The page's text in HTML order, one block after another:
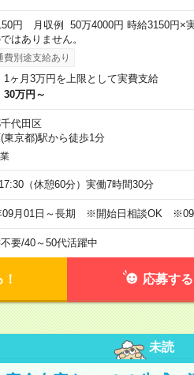
円 月収例 50万4000円 時給3150円×
はありません。
費別途支給あり
1ヶ月3万円を上限として実費支給
30万円～
代田区
東京都)駅から徒歩1分
（休憩60分）実働7時間30分
09月01日～長期 ※開始日相談OK ※09
要/40～50代活躍中
応募する
未読